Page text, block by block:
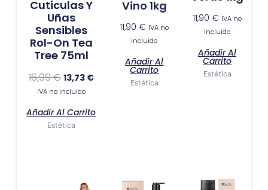
Cuticulas Y
Uñas
Sensibles
Rol-On Tea
Tree 75ml
16,99€ 13,73 €
IVA no incluido
Añadir Al Carrito
Estética
Vino 1kg
11,90€ IVA no
incluido
Añadir Al
Carrito
Estética
11,90 € IVA no
incluido
Añadir Al
Carrito
Estética